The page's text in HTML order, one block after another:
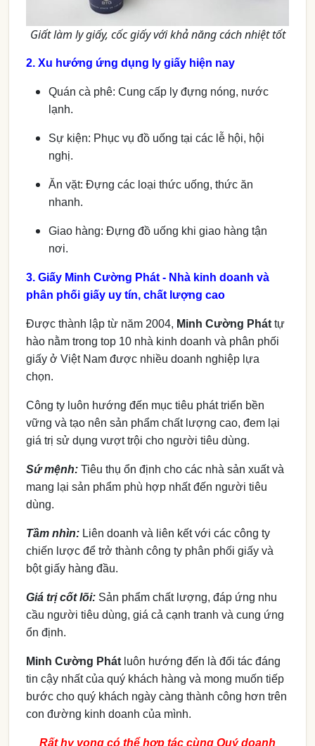
Giất làm ly giấy, cốc giấy với khả năng cách nhiệt tốt
2. Xu hướng ứng dụng ly giấy hiện nay
Quán cà phê: Cung cấp ly đựng nóng, nước
lạnh.
Sự kiện: Phục vụ đồ uống tại các lễ hội, hội
nghị.
Ăn vặt: Đựng các loại thức uống, thức ăn
nhanh.
Giao hàng: Đựng đồ uống khi giao hàng tận
nơi.
3. Giấy Minh Cường Phát - Nhà kinh doanh và
phân phối giấy uy tín, chất lượng cao
Được thành lập từ năm 2004, Minh Cường Phát tự
hào nằm trong top 10 nhà kinh doanh và phân phối
giấy ở Việt Nam được nhiều doanh nghiệp lựa
chọn.
Công ty luôn hướng đến mục tiêu phát triển bền
vững và tạo nên sản phẩm chất lượng cao, đem lại
giá trị sử dụng vượt trội cho người tiêu dùng.
Sứ mệnh: Tiêu thụ ổn định cho các nhà sản xuất và
mang lại sản phẩm phù hợp nhất đến người tiêu
dùng.
Tầm nhìn: Liên doanh và liên kết với các công ty
chiến lược để trở thành công ty phân phối giấy và
bột giấy hàng đầu.
Giá trị cốt lõi: Sản phẩm chất lượng, đáp ứng nhu
cầu người tiêu dùng, giá cả cạnh tranh và cung ứng
ổn định.
Minh Cường Phát luôn hướng đến là đối tác đáng
tin cậy nhất của quý khách hàng và mong muốn tiếp
bước cho quý khách ngày càng thành công hơn trên
con đường kinh doanh của mình.
Rất hy vọng có thể hợp tác cùng Quý doanh